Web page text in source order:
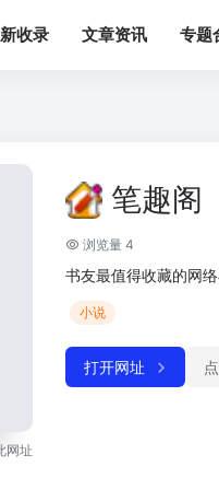
收录 文章资讯 专题
网址
笔趣阁
浏览量 4
书友最值得收藏的网
小说
打开网址